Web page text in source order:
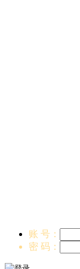
账 号：
密 码：